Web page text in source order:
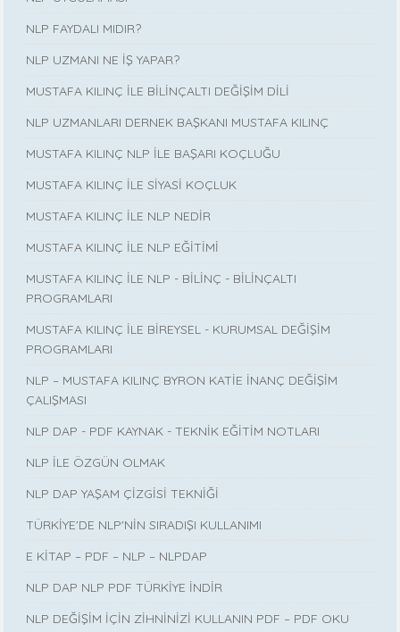
NLP FAYDALI MIDIR?
NLP UZMANI NE İŞ YAPAR?
MUSTAFA KILINÇ İLE BİLİNÇALTI DEĞİŞİM DİLİ
NLP UZMANLARI DERNEK BAŞKANI MUSTAFA KILINÇ
MUSTAFA KILINÇ NLP İLE BAŞARI KOÇLUĞU
MUSTAFA KILINÇ İLE SİYASİ KOÇLUK
MUSTAFA KILINÇ İLE NLP NEDİR
MUSTAFA KILINÇ İLE NLP EĞİTİMİ
MUSTAFA KILINÇ İLE NLP - BİLİNÇ - BİLİNÇALTI
PROGRAMLARI
MUSTAFA KILINÇ İLE BİREYSEL - KURUMSAL DEĞİŞİM
PROGRAMLARI
NLP – MUSTAFA KILINÇ BYRON KATİE İNANÇ DEĞİŞİM
ÇALIŞMASI
NLP DAP - PDF KAYNAK - TEKNİK EĞİTİM NOTLARI
NLP İLE ÖZGÜN OLMAK
NLP DAP YAŞAM ÇİZGİSİ TEKNİĞİ
TÜRKİYE'DE NLP'NİN SIRADIŞI KULLANIMI
E KİTAP – PDF – NLP – NLPDAP
NLP DAP NLP PDF TÜRKİYE İNDİR
NLP DEĞİŞİM İÇİN ZİHNİNİZİ KULLANIN PDF – PDF OKU